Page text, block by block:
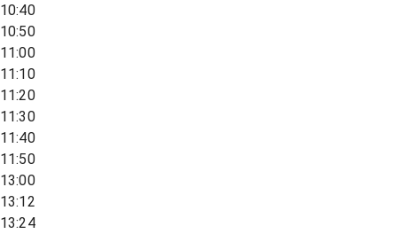
10:40
10:50
11:00
11:10
11:20
11:30
11:40
11:50
13:00
13:12
13:24